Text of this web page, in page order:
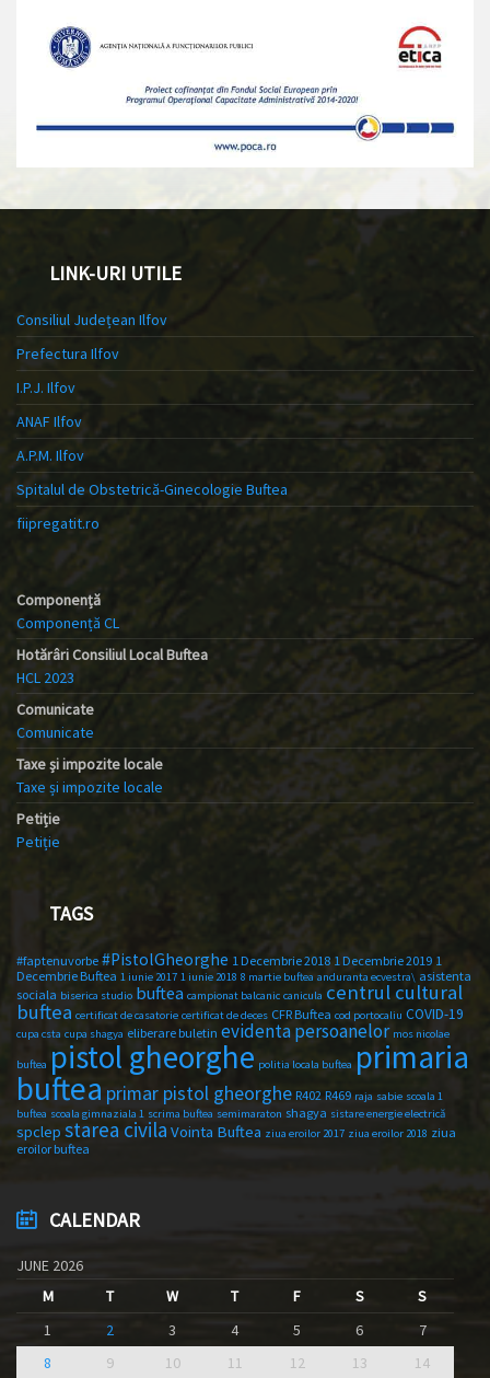
LINK-URI UTILE
Consiliul Județean Ilfov
Prefectura Ilfov
I.P.J. Ilfov
ANAF Ilfov
A.P.M. Ilfov
Spitalul de Obstetrică-Ginecologie Buftea
fiipregatit.ro
Componență
Componență CL
Hotărâri Consiliul Local Buftea
HCL 2023
Comunicate
Comunicate
Taxe și impozite locale
Taxe și impozite locale
Petiție
Petiție
TAGS
#faptenuvorbe #PistolGheorghe 1 Decembrie 2018 1 Decembrie 2019 1
Decembrie Buftea 1 iunie 2017 1 iunie 2018 8 martie buftea anduranta ecvestra\ asistenta
sociala biserica studio buftea campionat balcanic canicula centrul cultural
buftea certificat de casatorie certificat de deces CFR Buftea cod portocaliu COVID-19
cupa csta cupa shagya eliberare buletin evidenta persoanelor mos nicolae
buftea pistol gheorghe politia locala buftea primaria
buftea primar pistol gheorghe R402 R469 raja sabie scoala 1
buftea scoala gimnaziala 1 scrima buftea semimaraton shagya sistare energie electrică
spclep starea civila Vointa Buftea ziua eroilor 2017 ziua eroilor 2018 ziua
eroilor buftea
CALENDAR
JUNE 2026
M
T W T F S
S
1
2 3 4 5 6
7
8
9 10 11 12 13 14